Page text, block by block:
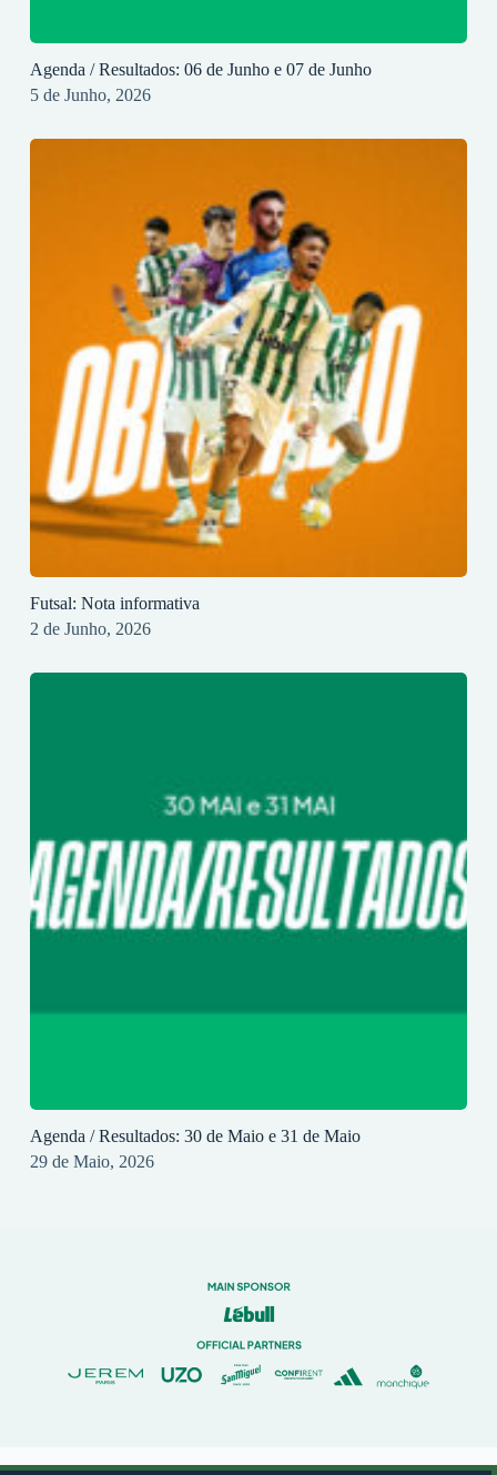
Agenda / Resultados: 06 de Junho e 07 de Junho
5 de Junho, 2026
Futsal: Nota informativa
2 de Junho, 2026
Agenda / Resultados: 30 de Maio e 31 de Maio
29 de Maio, 2026